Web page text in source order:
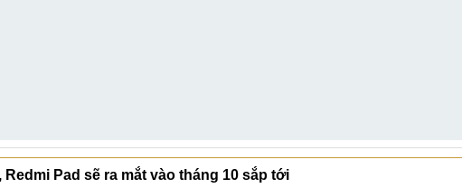
Pad sẽ ra mắt vào tháng 10 sắp tới